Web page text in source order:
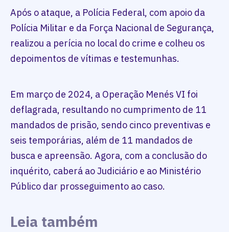
Após o ataque, a Polícia Federal, com apoio da
Polícia Militar e da Força Nacional de Segurança,
realizou a perícia no local do crime e colheu os
depoimentos de vítimas e testemunhas.
Em março de 2024, a Operação Menés VI foi
deflagrada, resultando no cumprimento de 11
mandados de prisão, sendo cinco preventivas e
seis temporárias, além de 11 mandados de
busca e apreensão. Agora, com a conclusão do
inquérito, caberá ao Judiciário e ao Ministério
Público dar prosseguimento ao caso.
Leia também